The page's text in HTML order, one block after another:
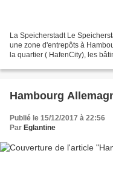
La Speicherstadt Le
une zone d'entrepôts à
la quartier ( HafenCity), les
Hambourg
Publié le 15/12/2017 à 22:56
Par Eglantine